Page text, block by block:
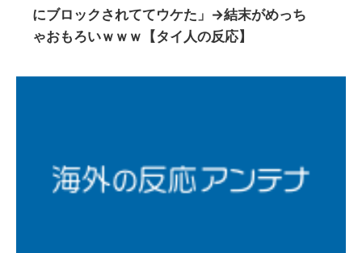
にブロックされててウケた」→結末がめっち
ゃおもろいｗｗｗ【タイ人の反応】